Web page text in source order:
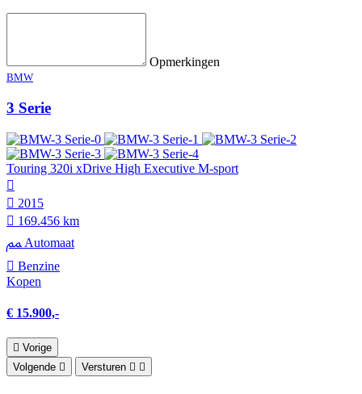
Opmerkingen
BMW
3 Serie
Touring 320i xDrive High Executive M-sport
2015
169.456 km
Automaat
Benzine
Kopen
€ 15.900,-
Vorige
Volgende
Versturen